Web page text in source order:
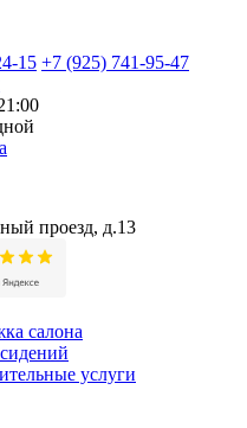
15 +7 (925) 741-95-47
проезд, д.13
салона
услуги